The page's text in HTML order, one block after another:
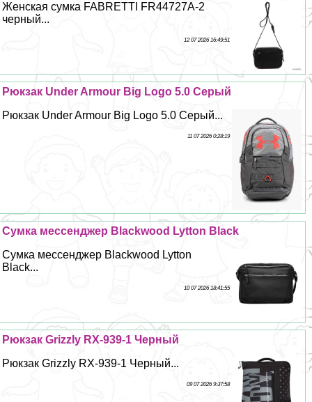
Женская сумка FABRETTI FR44727A-2
черный...
12 07 2026 16:49:51
Рюкзак Under Armour Big Logo 5.0 Серый
Рюкзак Under Armour Big Logo 5.0 Серый...
11 07 2026 0:28:19
Сумка мессенджер Blackwood Lytton Black
Сумка мессенджер Blackwood Lytton
Black...
10 07 2026 18:41:55
Рюкзак Grizzly RX-939-1 Черный
Рюкзак Grizzly RX-939-1 Черный...
09 07 2026 9:37:58